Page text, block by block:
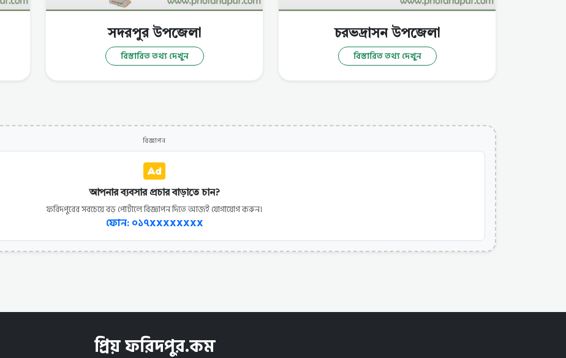
সদরপুর উপজেলা
বিস্তারিত তথ্য দেখুন
চরভদ্রাসন উপজেলা
বিস্তারিত তথ্য দেখুন
বিজ্ঞাপন
আপনার ব্যবসার প্রচার বাড়াতে চান?
ফরিদপুরের সবচেয়ে বড় পোর্টালে বিজ্ঞাপন দিতে আজই যোগাযোগ করুন।
ফোন: ০১৭XXXXXXXX
প্রিয় ফরিদপুর.কম